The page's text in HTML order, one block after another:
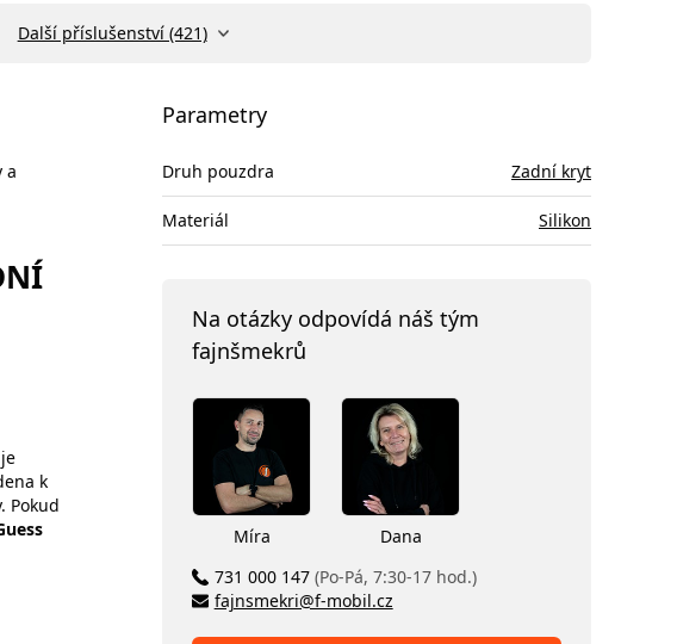
Další příslušenství (421)
a
k
Pokud
Parametry
Druh pouzdra Zadní kryt
Materiál Silikon
Na otázky odpovídá náš tým
fajnšmekrů
Míra
Dana
731 000 147 (Po-Pá, 7:30-17 hod.)
fajnsmekri@f-mobil.cz